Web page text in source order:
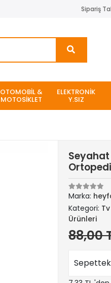
Sipariş
OTOMOBİL &
MOTOSİKLET
ELEKTRONİK
Y.SIZ
Seyahat
Marka:
Kategori:
Ürünleri
88,00